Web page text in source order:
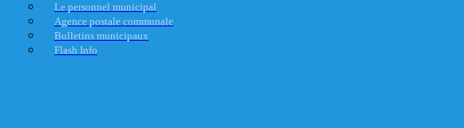
Le personnel municipal
Agence postale communale
Bulletins municipaux
Flash Info